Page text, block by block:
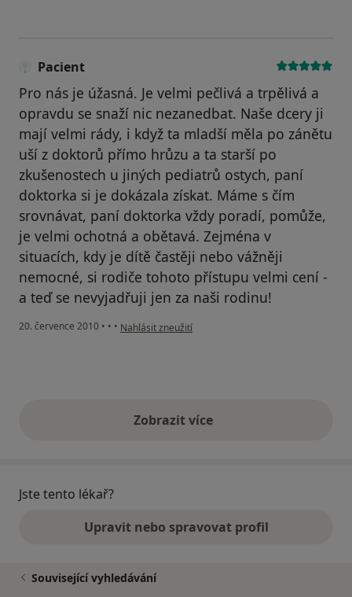
Pacient
Pro nás je úžasná. Je velmi pečlivá a trpělivá a
opravdu se snaží nic nezanedbat. Naše dcery ji
mají velmi rády, i když ta mladší měla po zánětu
uší z doktorů přímo hrůzu a ta starší po
zkušenostech u jiných pediatrů ostych, paní
doktorka si je dokázala získat. Máme s čím
srovnávat, paní doktorka vždy poradí, pomůže,
je velmi ochotná a obětavá. Zejména v
situacích, kdy je dítě častěji nebo vážněji
nemocné, si rodiče tohoto přístupu velmi cení -
a teď se nevyjadřuji jen za naši rodinu!
20. července 2010 • • • podle názoru uživatele Pacient
Nahlásit zneužití
Zobrazit vícevýše uvedené názory
Jste tento lékař?
Upravit nebo spravovat profil
Související vyhledávání